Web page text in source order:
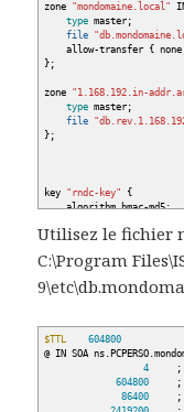
zone "mondomaine.local"
type master;
file
allow-transfer {
} ;
zone "1.168.192.in-
type master;
file
} ;
key "rndc-key"
{
algorithm hmac-md5;
};
controls{
inet 127.0.0.1 port
allow{
Utilisez le fichier
C:\Program
$TTL
604800
@IN SOA
4 ;
604800 ;
86400 ;